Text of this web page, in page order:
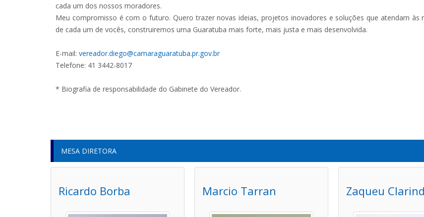
cada um dos nossos moradores.
Meu compromisso é com o futuro. Quero trazer novas ideias, projetos inovadores e soluções que atendam às
de cada um de vocês, construiremos uma Guaratuba mais forte, mais justa e mais desenvolvida.
E-mail: vereador.diego@camaraguaratuba.pr.gov.br
Telefone: 41 3442-8017
* Biografia de responsabilidade do Gabinete do Vereador.
MESA DIRETORA
Ricardo Borba Marcio Tarran Zaqueu